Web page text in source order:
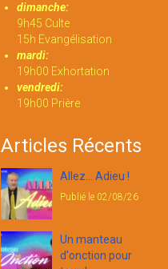
dimanche:
9h45 Culte
15h Evangélisation
mardi:
19h00 Exhortation
vendredi:
19h00 Prière
Articles Récents
Allez... Adieu !
Publié le 02/08/26
Un manteau
d'onction pour